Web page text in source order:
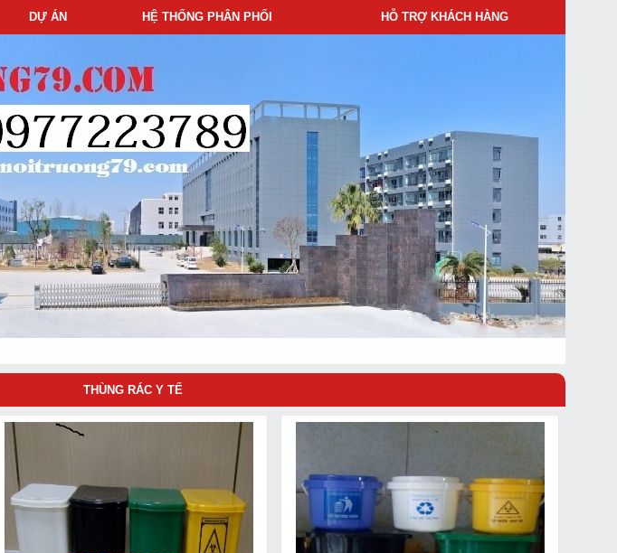
DỰ ÁN HỆ THỐNG PHÂN PHỐI HỖ TRỢ KHÁCH HÀNG
THÙNG RÁC Y TẾ